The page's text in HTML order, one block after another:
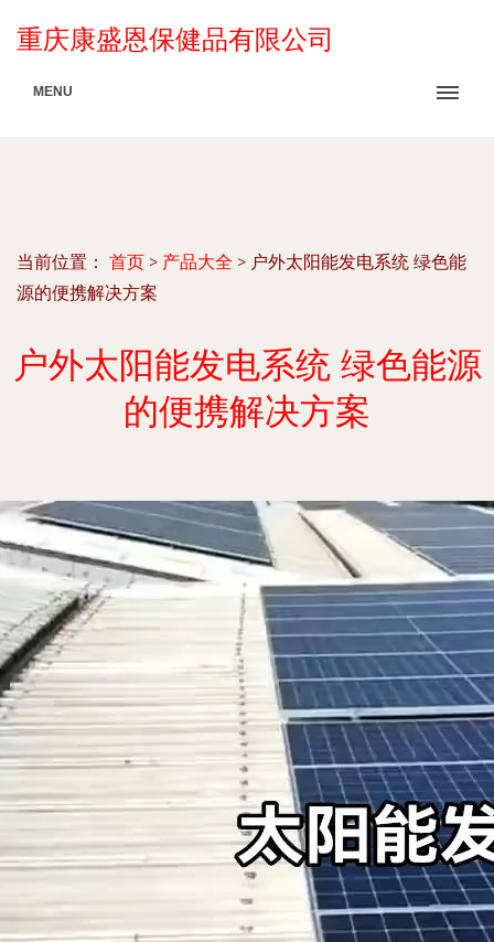
重庆康盛恩保健品有限公司
MENU
当前位置： 首页 > 产品大全 > 户外太阳能发电系统 绿色能
源的便携解决方案
户外太阳能发电系统 绿色能源
的便携解决方案